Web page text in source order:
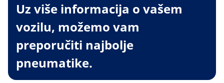
Uz više informacija o vašem
vozilu, možemo vam
preporučiti najbolje
pneumatike.